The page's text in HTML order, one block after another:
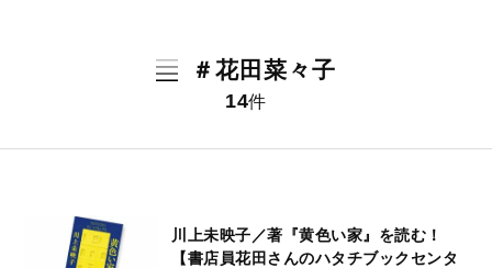
＃花田菜々子
14件
川上未映子／著『黄色い家』を読む！
【書店員花田さんのハタチブックセンタ